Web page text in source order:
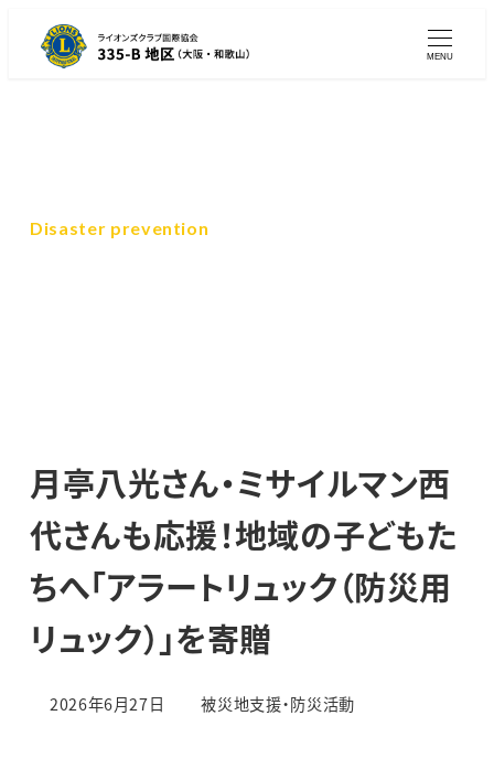
MENU
Disaster prevention
月亭八光さん・ミサイルマン西
代さんも応援！地域の子どもた
ちへ「アラートリュック（防災用
リュック）」を寄贈
投稿日
2026年6月27日 カテゴリー
被災地支援・防災活動